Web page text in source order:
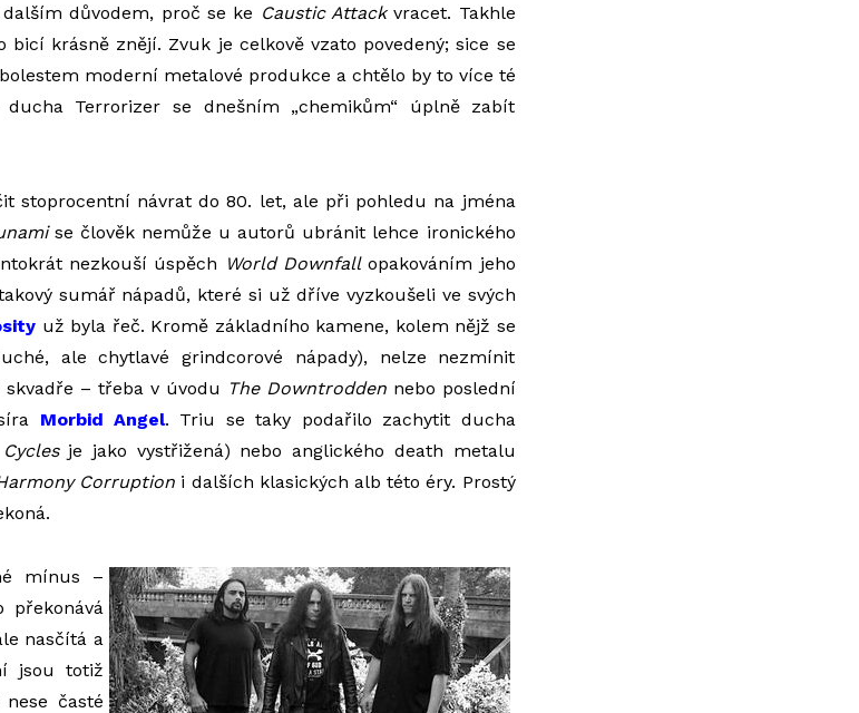
důvodem, proč se ke Caustic Attackvracet. Takhle
bicí krásně znějí. Zvuk je celkově vzato povedený; sice se
moderní metalové produkce a chtělo by to více té
Terrorizer se dnešním „chemikům“ úplně zabít
stoprocentní návrat do 80. let, ale při pohledu na jména
se člověk nemůže u autorů ubránit lehce ironického
nezkouší úspěch World Downfallopakováním jeho
sumář nápadů, které si už dříve vyzkoušeli ve svých
už byla řeč. Kromě základního kamene, kolem nějž se
ale chytlavé grindcorové nápady), nelze nezmínit
skvadře – třeba v úvodu The Downtroddennebo poslední
Morbid Angel. Triu se taky podařilo zachytit ducha
je jako vystřižená) nebo anglického death metalu
Corruption i dalších klasických alb této éry. Prostý
mínus –
překonává
nasčítá a
jsou totiž
časté